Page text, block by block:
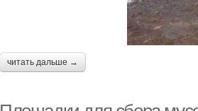
читать дальше →